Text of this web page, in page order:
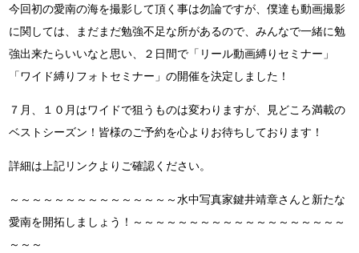
今回初の愛南の海を撮影して頂く事は勿論ですが、僕達も動画撮影
に関しては、まだまだ勉強不足な所があるので、みんなで一緒に勉
強出来たらいいなと思い、２日間で「リール動画縛りセミナー」
「ワイド縛りフォトセミナー」の開催を決定しました！
７月、１０月はワイドで狙うものは変わりますが、見どころ満載の
ベストシーズン！皆様のご予約を心よりお待ちしております！
詳細は上記リンクよりご確認ください。
～～～～～～～～～～～～～～～水中写真家鍵井靖章さんと新たな
愛南を開拓しましょう！～～～～～～～～～～～～～～～～～～～
～～～